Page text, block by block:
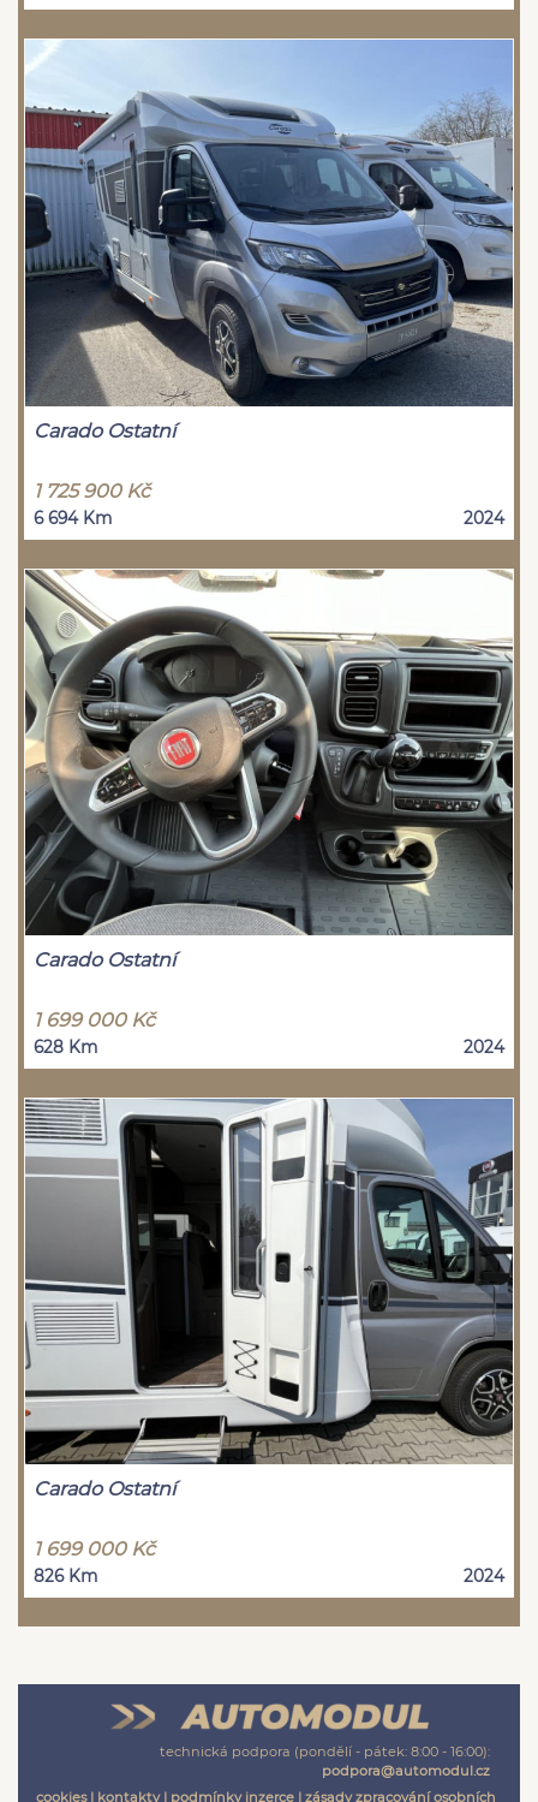
Carado Ostatní
1 725 900 Kč
6 694 Km 2024
Carado Ostatní
1 699 000 Kč
628 Km 2024
Carado Ostatní
1 699 000 Kč
826 Km 2024
technická podpora (pondělí - pátek: 8:00 - 16:00):
podpora@automodul.cz
cookies| kontakty| podmínky inzerce | zásady zpracování osobních